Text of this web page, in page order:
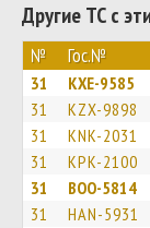
Другие ТС с
№ Гос.№
31 KXE-9585
31 KZX-9898
31 KNK-2031
31 KPK-2100
31 BOO-5814
31 HAN-5931